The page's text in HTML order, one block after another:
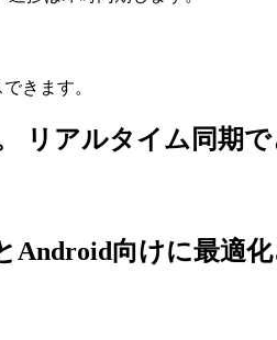
きます。
リアルタイム同期
Android向けに最適